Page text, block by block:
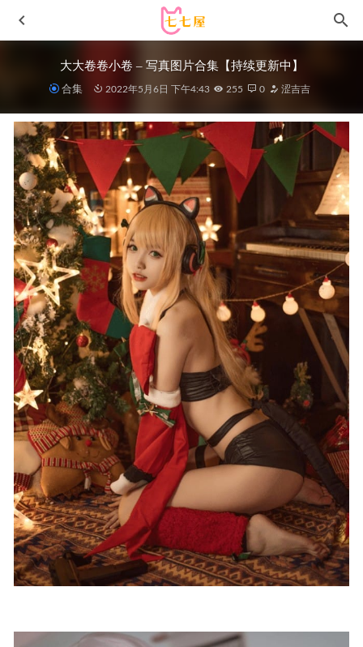
大大卷卷小卷 – 写真图片合集【持续更新中】
合集 2022年5月6日 下午4:43 255 0 涩吉吉
是一只废喵了- NO.05 圣诞比基尼+连衣裙 [72P3V-620MB]
2022-12-22
[Xiuren秀人网]2024.12.11 NO.9582 拍黄瓜
girl[71+1P/704MB] 2025-06-04
[微密圈]陈大小姐 – 彩云色彩 [32P-14M]
2024-08-05
[微密圈]陈妮妮 –辣妹套装[15P-22M]
2024-03-11
[Xiuren秀人网]2024.07.01 NO.8784 Zoe柚柚[64+1P/525MB]
2025-04-13